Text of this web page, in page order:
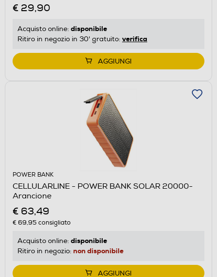
€ 29,90
Acquisto online: disponibile
Ritiro in negozio in 30' gratuito: verifica
AGGIUNGI
POWER BANK
CELLULARLINE - POWER BANK SOLAR 20000-
Arancione
€ 63,49
€ 69,95 consigliato
Acquisto online: disponibile
Ritiro in negozio: non disponibile
AGGIUNGI